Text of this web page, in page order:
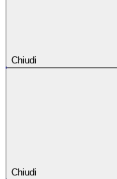
Chiudi
Chiudi